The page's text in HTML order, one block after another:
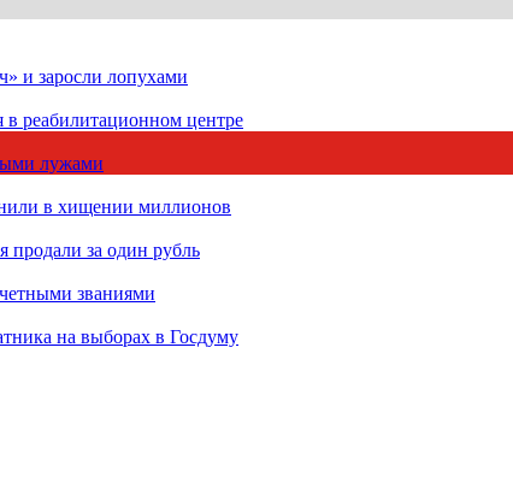
и заросли лопухами
реабилитационном центре
лужами
в хищении миллионов
продали за один рубль
званиями
на выборах в Госдуму